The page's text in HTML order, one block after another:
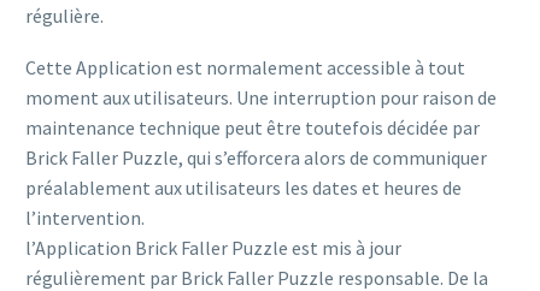
régulière.
Cette Application est normalement accessible à tout
moment aux utilisateurs. Une interruption pour raison de
maintenance technique peut être toutefois décidée par
Brick Faller Puzzle, qui s’efforcera alors de communiquer
préalablement aux utilisateurs les dates et heures de
l’intervention.
l’Application Brick Faller Puzzle est mis à jour
régulièrement par Brick Faller Puzzle responsable. De la